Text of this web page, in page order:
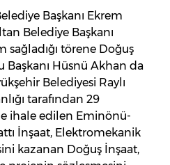
Başkanı Ekrem
Belediye Başkanı
sağladığı törene Doğuş
Başkanı Hüsnü Akhan da
Belediyesi Raylı
tarafından 29
ihale edilen Eminönü-
İnşaat, Elektromekanik
kazanan Doğuş İnşaat,